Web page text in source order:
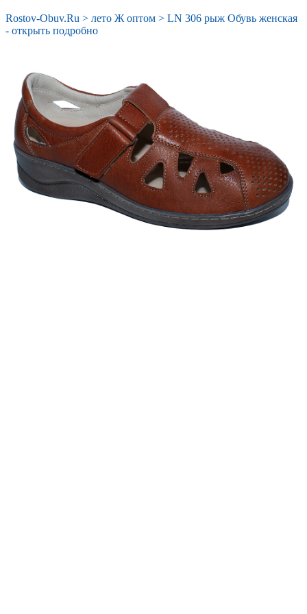
Rostov-Obuv.Ru > лето Ж оптом > LN 306 рыж Обувь женская
- открыть подробно